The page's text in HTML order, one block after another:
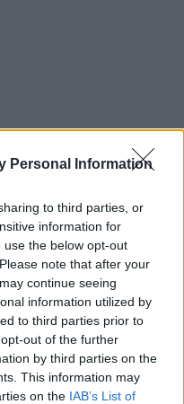
Personal Information
to third parties, or
information for
the below opt-out
note that after your
continue seeing
information utilized by
to third parties prior to
out of the further
by third parties on the
This information may
on the IAB’s List of
αναγνωρίσιμο
Πέρα από τη θέα
ηλιοβασιλέματα